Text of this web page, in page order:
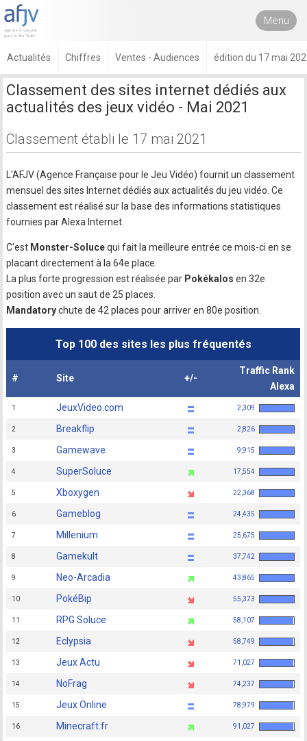
Menu
Actualités Chiffres Ventes - Audiences édition du 17 mai
Classement des sites internet dédiés aux
actualités des jeux vidéo - Mai 2021
Classement établi le 17 mai 2021
L'AFJV (Agence Française pour le Jeu Vidéo) fournit un classement
mensuel des sites Internet dédiés aux actualités du jeu vidéo. Ce
classement est réalisé sur la base des informations statistiques
fournies par Alexa Internet.
C'est Monster-Solucequi fait la meilleure entrée ce mois-ci en se
placant directement à la 64e place.
La plus forte progression est réalisée par Pokékalos en 32e
position avec un saut de 25 places.
Mandatorychute de 42 places pour arriver en 80e position.
Top 100 des sites les plus fréquentés
# Site +/-
Traffic Rank
Alexa
1 JeuxVideo.com 2,309
2 Breakflip 2,826
3 Gamewave 9,915
4 SuperSoluce 17,554
5 Xboxygen 22,368
6 Gameblog 24,435
7 Millenium 25,675
8 Gamekult 37,742
9 Neo-Arcadia 43,865
10 PokéBip 55,373
11 RPG Soluce 58,107
12 Eclypsia 58,749
13 Jeux Actu 71,027
14 NoFrag 74,237
15 Jeux Online 78,979
16 Minecraft.fr 91,027